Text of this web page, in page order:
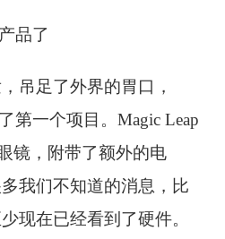
品了
吊足了外界的胃口，
第一个项目。Magic Leap
镜，附带了额外的电
我们不知道的消息，比
现在已经看到了硬件。